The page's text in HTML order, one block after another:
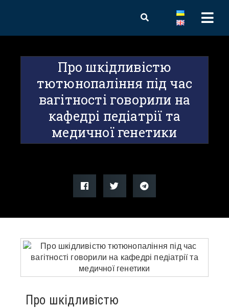
Про шкідливістю
тютюнопаління під час
вагітності говорили на
кафедрі педіатрії та
медичної генетики
Про шкідливістю